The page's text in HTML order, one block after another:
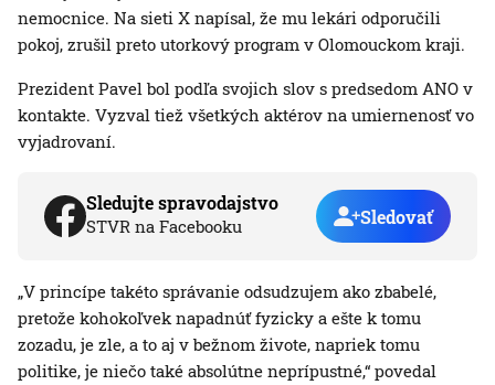
nemocnice. Na sieti X napísal, že mu lekári odporučili
pokoj, zrušil preto utorkový program v Olomouckom kraji.
Prezident Pavel bol podľa svojich slov s predsedom ANO v
kontakte. Vyzval tiež všetkých aktérov na umiernenosť vo
vyjadrovaní.
Sledujte spravodajstvo
STVR na Facebooku Sledovať
„V princípe takéto správanie odsudzujem ako zbabelé,
pretože kohokoľvek napadnúť fyzicky a ešte k tomu
zozadu, je zle, a to aj v bežnom živote, napriek tomu
politike, je niečo také absolútne neprípustné,“ povedal